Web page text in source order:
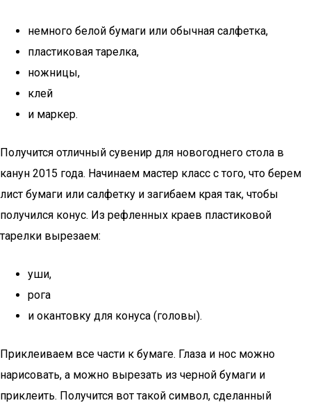
немного белой бумаги или обычная салфетка,
пластиковая тарелка,
ножницы,
клей
и маркер.
Получится отличный сувенир для новогоднего стола в
канун 2015 года. Начинаем мастер класс с того, что берем
лист бумаги или салфетку и загибаем края так, чтобы
получился конус. Из рефленных краев пластиковой
тарелки вырезаем:
уши,
рога
и окантовку для конуса (головы).
Приклеиваем все части к бумаге. Глаза и нос можно
нарисовать, а можно вырезать из черной бумаги и
приклеить. Получится вот такой символ, сделанный